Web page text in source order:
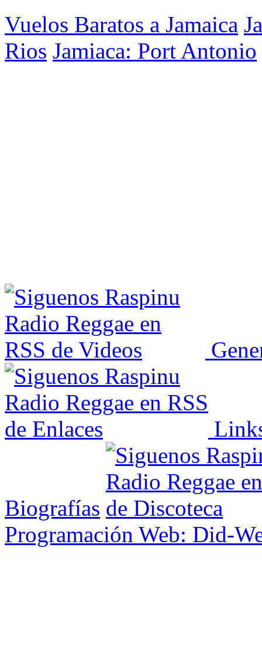
Vuelos Baratos a Jamaica
Rios Jamiaca: Port Antonio
Biografías
Programación Web: Did-